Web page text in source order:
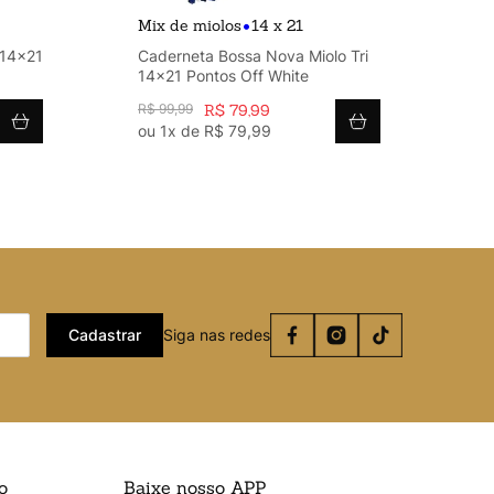
Mix de miolos•14 x 21
Caderneta Bossa Nova Miolo Tri
14x21 Pontos Off White
R$ 99,99 R$ 79,99
ou 1x de R$ 79,99
Cadastrar Siga nas redes
Baixe nosso APP